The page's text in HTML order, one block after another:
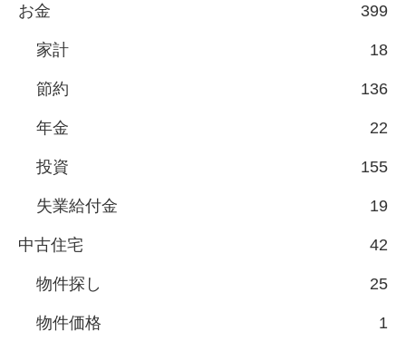
お金 399
家計 18
節約 136
年金 22
投資 155
失業給付金 19
中古住宅 42
物件探し 25
物件価格 1